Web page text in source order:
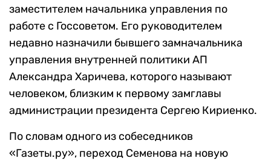
заместителем начальника управления по
работе с Госсоветом. Его руководителем
недавно назначили бывшего замначальника
управления внутренней политики АП
Александра Харичева, которого называют
человеком, близким к первому замглавы
администрации президента Сергею Кириенко.
По словам одного из собеседников
«Газеты.ру», переход Семенова на новую